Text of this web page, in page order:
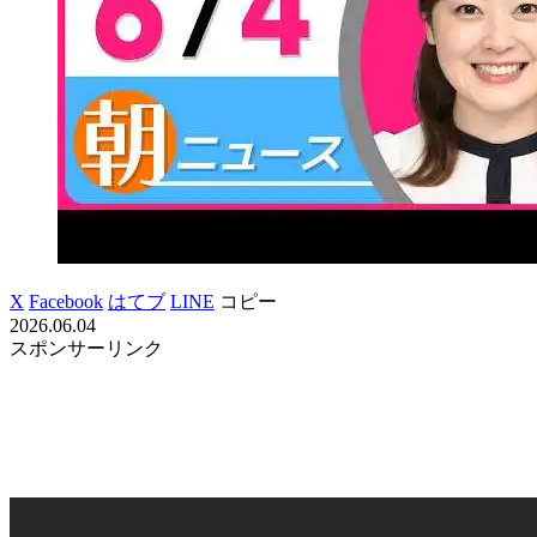
X Facebook はてブ LINE コピー
2026.06.04
スポンサーリンク